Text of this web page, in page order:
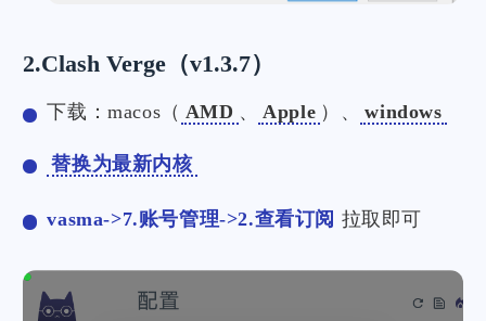
2.Clash Verge（v1.3.7）
下载：macos（ AMD 、 Apple ）、 windows
替换为最新内核
vasma->7.账号管理->2.查看订阅 拉取即可